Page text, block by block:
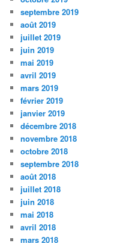
septembre 2019
août 2019
juillet 2019
juin 2019
mai 2019
avril 2019
mars 2019
février 2019
janvier 2019
décembre 2018
novembre 2018
octobre 2018
septembre 2018
août 2018
juillet 2018
juin 2018
mai 2018
avril 2018
mars 2018